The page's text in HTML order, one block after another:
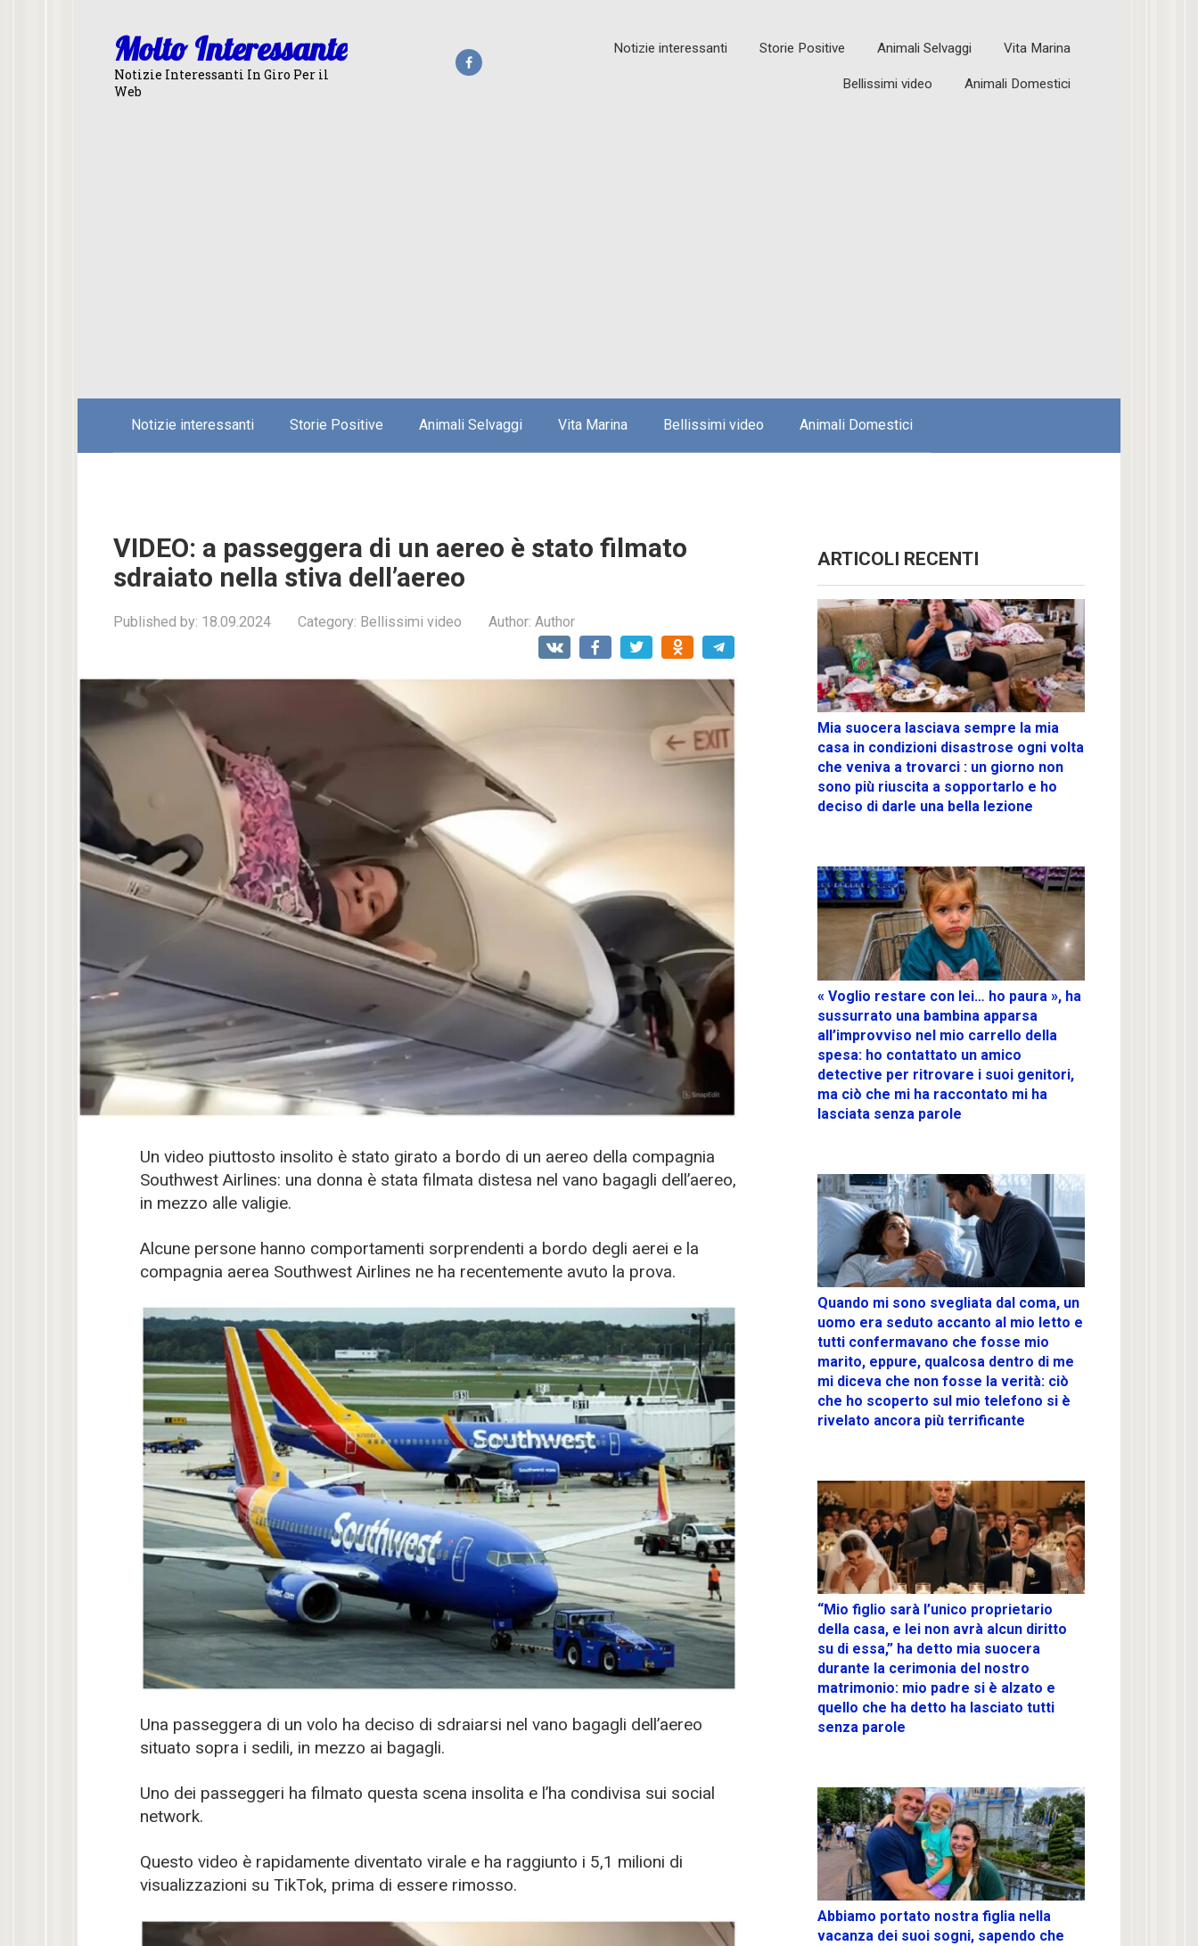
Molto Interessante
Notizie Interessanti In Giro Per il
Web
Notizie interessanti Storie Positive Animali Selvaggi Vita Marina
Bellissimi video Animali Domestici
Notizie interessanti Storie Positive Animali Selvaggi Vita Marina Bellissimi video Animali Domestici
VIDEO: a passeggera di un aereo è stato filmato
sdraiato nella stiva dell’aereo
Published by: 18.09.2024 Category: Bellissimi video Author: Author
Un video piuttosto insolito è stato girato a bordo di un aereo della compagnia
Southwest Airlines: una donna è stata filmata distesa nel vano bagagli dell’aereo,
in mezzo alle valigie.
Alcune persone hanno comportamenti sorprendenti a bordo degli aerei e la
compagnia aerea Southwest Airlines ne ha recentemente avuto la prova.
Una passeggera di un volo ha deciso di sdraiarsi nel vano bagagli dell’aereo
situato sopra i sedili, in mezzo ai bagagli.
Uno dei passeggeri ha filmato questa scena insolita e l’ha condivisa sui social
network.
Questo video è rapidamente diventato virale e ha raggiunto i 5,1 milioni di
visualizzazioni su TikTok, prima di essere rimosso.
ARTICOLI RECENTI
Mia suocera lasciava sempre la mia
casa in condizioni disastrose ogni volta
che veniva a trovarci : un giorno non
sono più riuscita a sopportarlo e ho
deciso di darle una bella lezione
« Voglio restare con lei… ho paura », ha
sussurrato una bambina apparsa
all’improvviso nel mio carrello della
spesa: ho contattato un amico
detective per ritrovare i suoi genitori,
ma ciò che mi ha raccontato mi ha
lasciata senza parole
Quando mi sono svegliata dal coma, un
uomo era seduto accanto al mio letto e
tutti confermavano che fosse mio
marito, eppure, qualcosa dentro di me
mi diceva che non fosse la verità: ciò
che ho scoperto sul mio telefono si è
rivelato ancora più terrificante
“Mio figlio sarà l’unico proprietario
della casa, e lei non avrà alcun diritto
su di essa,” ha detto mia suocera
durante la cerimonia del nostro
matrimonio: mio padre si è alzato e
quello che ha detto ha lasciato tutti
senza parole
Abbiamo portato nostra figlia nella
vacanza dei suoi sogni, sapendo che